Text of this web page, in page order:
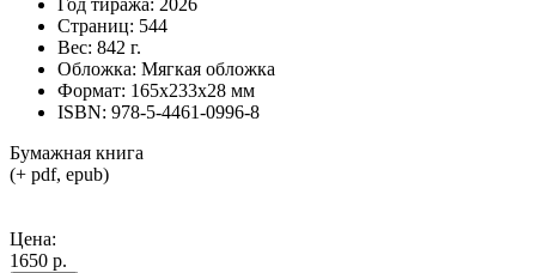
Страниц: 544
Вес: 842 г.
Обложка: Мягкая обложка
Формат: 165х233х28 мм
ISBN: 978-5-4461-0996-8
Бумажная книга
(+ pdf, epub)
Цена:
1650 р.